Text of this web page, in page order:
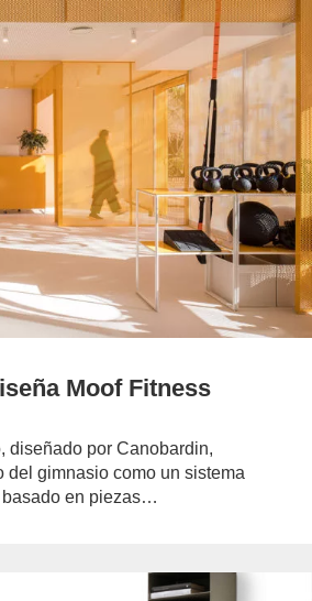
Moof Fitness
diseñado por Canobardin,
del gimnasio como un sistema
en piezas…